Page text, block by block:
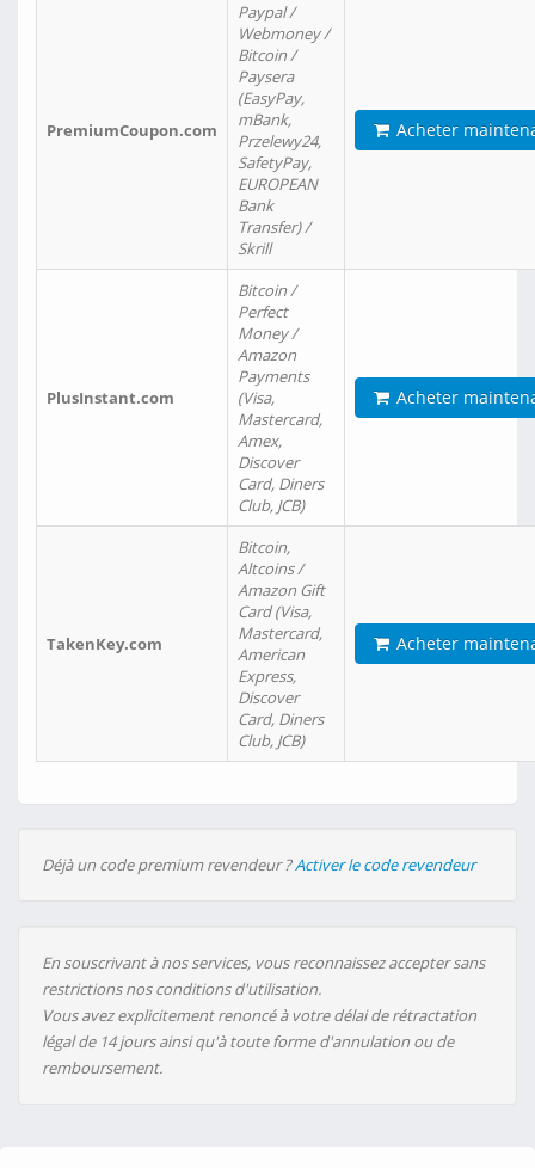
PremiumCoupon.com
Paypal /
Webmoney /
Bitcoin /
Paysera
(EasyPay,
mBank,
Przelewy24,
SafetyPay,
EUROPEAN
Bank
Transfer) /
Skrill
Acheter
PlusInstant.com
Bitcoin /
Perfect
Money /
Amazon
Payments
(Visa,
Mastercard,
Amex,
Discover
Card, Diners
Club, JCB)
Acheter
TakenKey.com
Bitcoin,
Altcoins /
Amazon Gift
Card (Visa,
Mastercard,
American
Express,
Discover
Card, Diners
Club, JCB)
Acheter
Déjà un code premium revendeur ?Activer le code revendeur
En souscrivant à nos services, vous reconnaissez accepter sans
restrictions nos conditions d'utilisation.
Vous avez explicitement renoncé à votre délai de rétractation
légal de 14 jours ainsi qu'à toute forme d'annulation ou de
remboursement.